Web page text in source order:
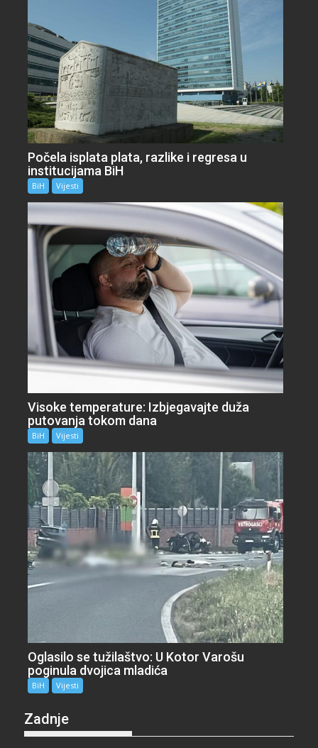
Počela isplata plata, razlike i regresa u
institucijama BiH
BiH Vijesti
Visoke temperature: Izbjegavajte duža
putovanja tokom dana
BiH Vijesti
Oglasilo se tužilaštvo: U Kotor Varošu
poginula dvojica mladića
BiH Vijesti
Zadnje